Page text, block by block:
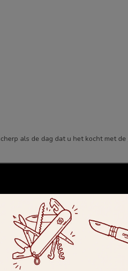
als de dag dat u het kocht met de